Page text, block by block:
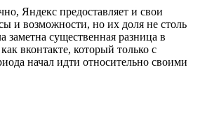
Яндекс предоставляет и свои
и возможности, но их доля не столь
заметна существенная разница в
вконтакте, который только с
начал идти относительно своими